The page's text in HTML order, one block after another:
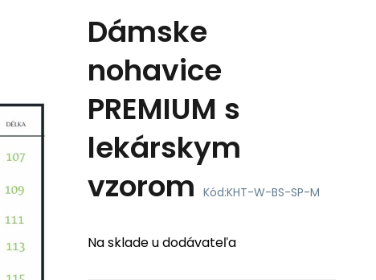
Dámske
nohavice
PREMIUM s
lekárskym
vzorom Kód:KHT-W-BS-SP-M
Na sklade u dodávateľa